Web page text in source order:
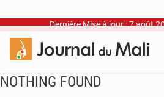
Dernière Mise à jour : 7 août
NOTHING FOUND